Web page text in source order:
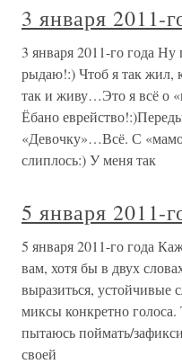
3 января 2011-
3 января 2011-го года
рыдаю!:) Чтоб я так жил,
так и живу…Это я всё о
Ёбано
«Девочку»…Всё. С
слиплось:) У меня так
5 января 2011-
5 января 2011-го года
вам, хотя бы в двух
выразиться, устойчивые
миксы конкретно
пытаюсь поймать/
своей